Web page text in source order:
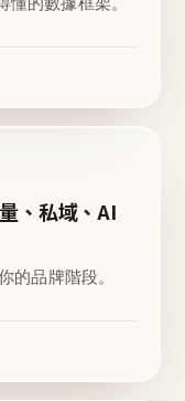
、私域、AI
的品牌階段。